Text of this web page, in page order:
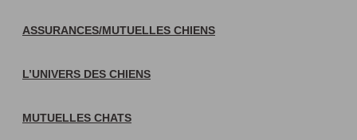
ASSURANCES/MUTUELLES CHIENS
L’UNIVERS DES CHIENS
MUTUELLES CHATS